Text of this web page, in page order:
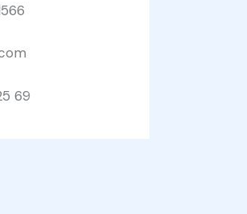
69